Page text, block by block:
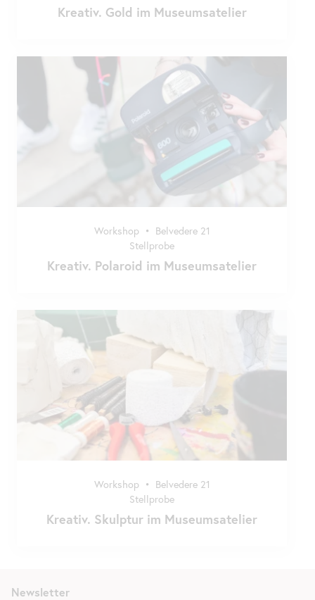
Kreativ. Gold im Museumsatelier
Kreativ. Polaroid im Museumsatelier
Workshop •
Belvedere 21
Stellprobe
Kreativ. Skulptur im Museumsatelier
Workshop •
Belvedere 21
Stellprobe
Newsletter